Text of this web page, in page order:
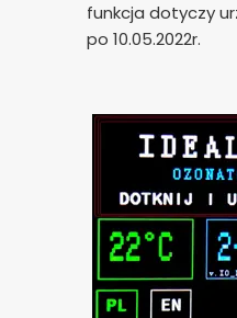
funkcja dotyczy
po 10.05.2022r.